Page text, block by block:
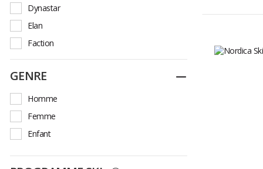
Dynastar
Elan
Faction
Fischer
Guidetti
Head
Jones
K2
Kerma
GENRE Replier
Homme
Femme
Enfant